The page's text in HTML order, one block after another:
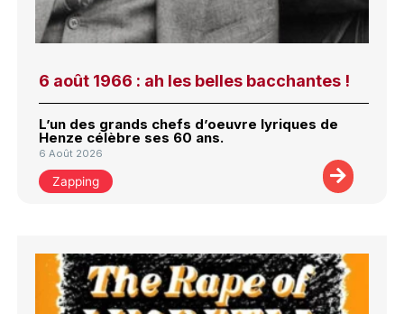
6 août 1966 : ah les belles bacchantes !
L’un des grands chefs d’oeuvre lyriques de
Henze célèbre ses 60 ans.
6 Août 2026
Zapping